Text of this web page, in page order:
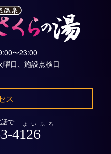
〜23:00
曜日、施設点検日
ス
で よいふろ
4126